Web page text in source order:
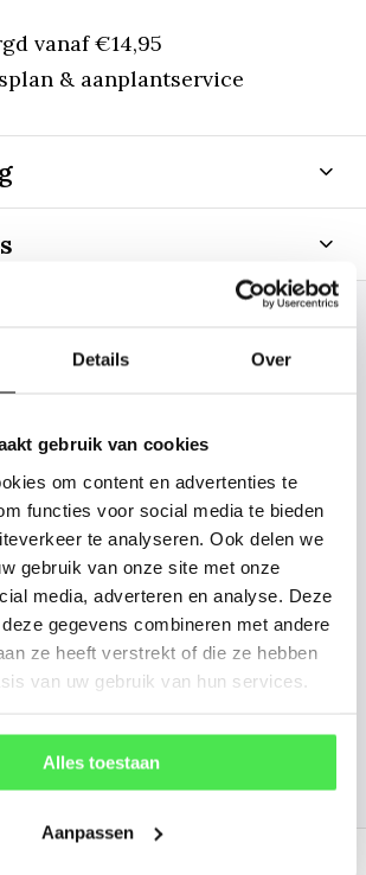
Details Over
gebruik van cookies
om content en advertenties te
functies voor social media te bieden
te analyseren. Ook delen we
gebruik van onze site met onze
media, adverteren en analyse. Deze
gegevens combineren met andere
ze heeft verstrekt of die ze hebben
van uw gebruik van hun services.
Alles toestaan
Aanpassen
vanaf €14,95
& aanplantservice
het ons weten, dan
hoogte, stamdikte en
weten hoe uw plant of
eruit ziet? We
foto sturen.
508 (tijdelijk niet bereikbaar)
give us a 4.7/